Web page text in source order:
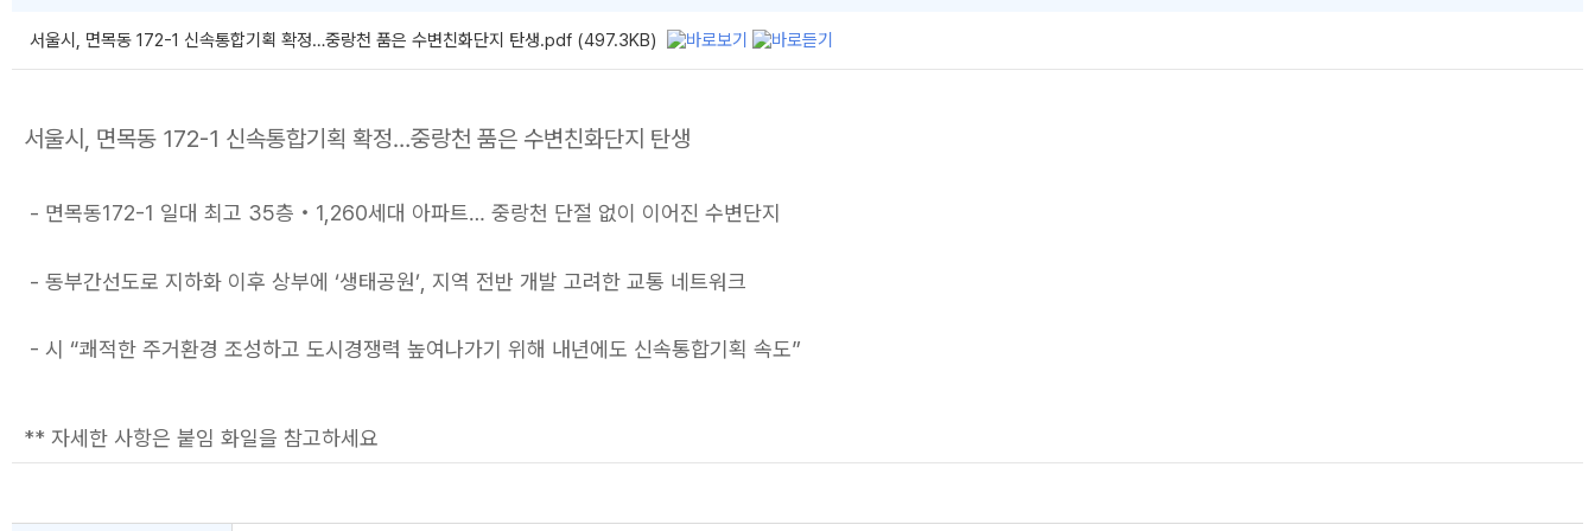
서울시, 면목동 172-1 신속통합기획 확정…중랑천 품은 수변친화단지 탄생.pdf (497.3KB)
서울시, 면목동 172-1 신속통합기획 확정…중랑천 품은 수변친화단지 탄생
- 면목동172-1 일대 최고 35층‧1,260세대 아파트… 중랑천 단절 없이 이어진 수변단지
- 동부간선도로 지하화 이후 상부에 ‘생태공원’, 지역 전반 개발 고려한 교통 네트워크
- 시 “쾌적한 주거환경 조성하고 도시경쟁력 높여나가기 위해 내년에도 신속통합기획 속도”
** 자세한 사항은 붙임 화일을 참고하세요